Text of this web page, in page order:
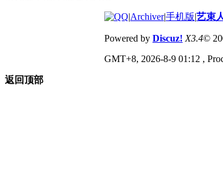
|Archiver|手机版|艺束
Powered by Discuz! X3.4©
GMT+8, 2026-8-9 01:12 ,
返回顶部